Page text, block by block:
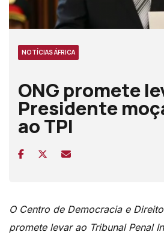
NOTÍCIAS ÁFRICA
ONG promete
Presidente
ao TPI
O Centro de Democracia e
promete levar ao Tribunal Penal